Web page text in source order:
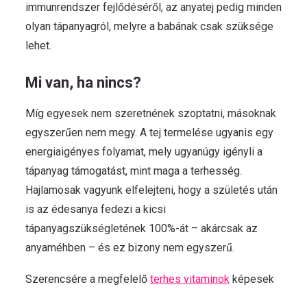
immunrendszer fejlődéséről, az anyatej pedig minden
olyan tápanyagról, melyre a babának csak szüksége
lehet.
Mi van, ha nincs?
Míg egyesek nem szeretnének szoptatni, másoknak
egyszerűen nem megy. A tej termelése ugyanis egy
energiaigényes folyamat, mely ugyanúgy igényli a
tápanyag támogatást, mint maga a terhesség.
Hajlamosak vagyunk elfelejteni, hogy a születés után
is az édesanya fedezi a kicsi
tápanyagszükségletének 100%-át – akárcsak az
anyaméhben – és ez bizony nem egyszerű.
Szerencsére a megfelelő terhes vitaminok képesek